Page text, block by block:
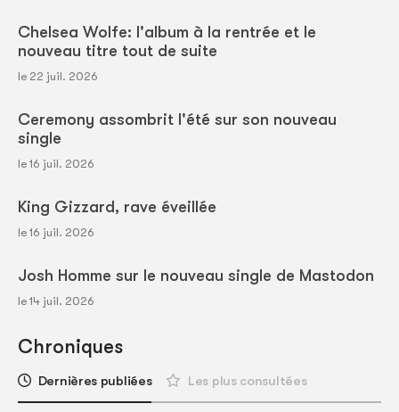
Chelsea Wolfe: l'album à la rentrée et le
nouveau titre tout de suite
le 22 juil. 2026
Ceremony assombrit l'été sur son nouveau
single
le 16 juil. 2026
King Gizzard, rave éveillée
le 16 juil. 2026
Josh Homme sur le nouveau single de Mastodon
le 14 juil. 2026
Chroniques
Dernières publiées Les plus consultées